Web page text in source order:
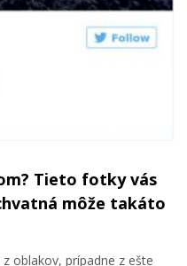
Tieto fotky vás
môže takáto
oblakov, prípadne z ešte